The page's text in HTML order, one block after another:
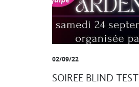
02/09/22
SOIREE BLIND TEST